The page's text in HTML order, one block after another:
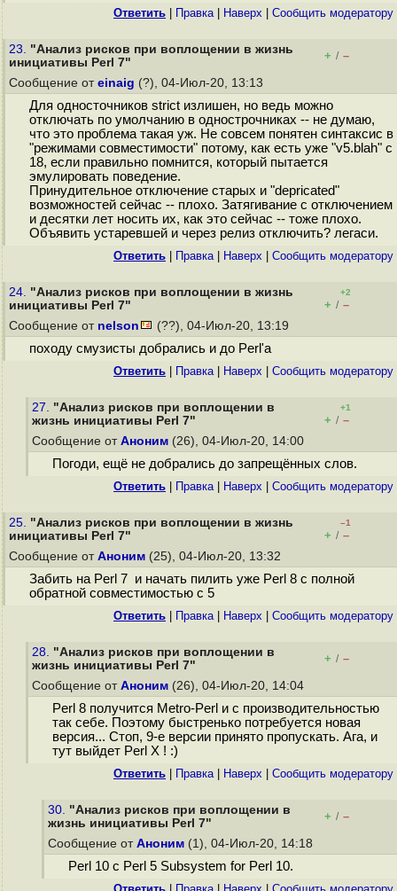
Ответить Правка| Наверх Cообщить модератору
23. "Анализ рисков при воплощении в жизнь
инициативы Perl 7"
+ / –
Сообщение от einaig (?), 04-Июл-20, 13:13
Для односточников strict излишен, но ведь можно
отключать по умолчанию в однострочниках -- не думаю,
что это проблема такая уж. Не совсем понятен синтаксис в
"режимами совместимости" потому, как есть уже "v5.blah" с
18, если правильно помнится, который пытается
эмулировать поведение.
Принудительное отключение старых и "depricated"
возможностей сейчас -- плохо. Затягивание с отключением
и десятки лет носить их, как это сейчас -- тоже плохо.
Объявить устаревшей и через релиз отключить? легаси.
Ответить Правка| Наверх Cообщить модератору
24. "Анализ рисков при воплощении в жизнь
инициативы Perl 7"
+2
+ / –
Сообщение от nelson (??), 04-Июл-20, 13:19
походу смузисты добрались и до Perl'a
Ответить Правка| Наверх Cообщить модератору
27. "Анализ рисков при воплощении в
жизнь инициативы Perl 7"
+1
+ / –
Сообщение от Аноним (26), 04-Июл-20, 14:00
Погоди, ещё не добрались до запрещённых слов.
Ответить Правка| Наверх Cообщить модератору
25. "Анализ рисков при воплощении в жизнь
инициативы Perl 7"
–1
+ / –
Сообщение от Аноним (25), 04-Июл-20, 13:32
Забить на Perl 7 и начать пилить уже Perl 8 с полной
обратной совместимостью с 5
Ответить Правка| Наверх Cообщить модератору
28. "Анализ рисков при воплощении в
жизнь инициативы Perl 7"
+ / –
Сообщение от Аноним (26), 04-Июл-20, 14:04
Perl 8 получится Metro-Perl и с производительностью
так себе. Поэтому быстренько потребуется новая
версия... Стоп, 9-е версии принято пропускать. Ага, и
тут выйдет Perl X ! :)
Ответить Правка| Наверх Cообщить модератору
30. "Анализ рисков при воплощении в
жизнь инициативы Perl 7"
+ / –
Сообщение от Аноним (1), 04-Июл-20, 14:18
Perl 10 с Perl 5 Subsystem for Perl 10.